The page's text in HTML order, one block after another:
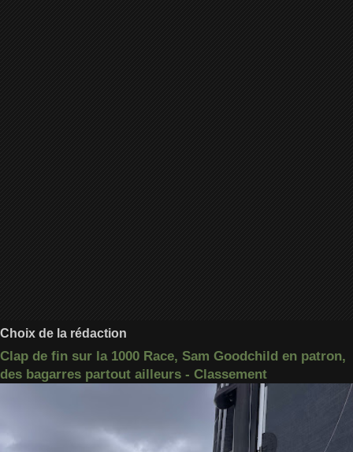
Choix de la rédaction
Clap de fin sur la 1000 Race, Sam Goodchild en patron,
des bagarres partout ailleurs - Classement